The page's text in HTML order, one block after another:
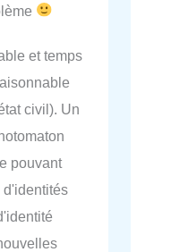
et temps
civil). Un
pouvant
d'identités